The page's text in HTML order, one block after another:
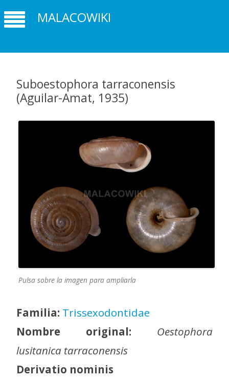
MALACOWIKI
Suboestophora tarraconensis
(Aguilar-Amat, 1935)
Pulsa sobre la imagen para ampliarla
Familia: Trissexodontidae
Nombre original:
Oestophora
lusitanica tarraconensis
Derivatio nominis